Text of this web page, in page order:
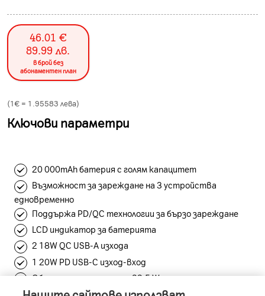
46.01 €
89.99 лв.
в брой без
абонаментен план
(1€ = 1.95583 лева)
Ключови параметри
20 000mAh батерия с голям капацитет
Възможност за зареждане на 3 устройства
едновременно
Поддържа PD/QC технологии за бързо зареждане
LCD индикатор за батерията
2 18W QC USB-A изхода
1 20W PD USB-C изход-вход
Обща изходна мощност 22,5 W